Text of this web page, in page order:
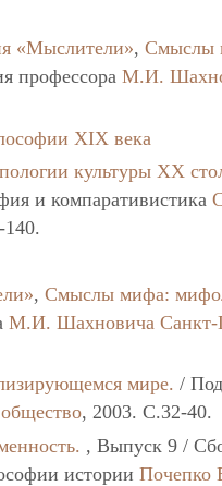
«Мыслители»,Смыслы
профессораМ.И.
XIX века
культуры ХХ
и компаративистика
140.
,Смыслы мифа:
М.И. Шахновича Санкт-
мире. /
, 2003. C.32-40.
, Выпуск 9 /
историиПочепко